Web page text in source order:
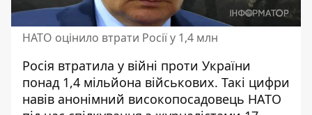
НАТО оцінило втрати Росії у 1,4 млн
Росія втратила у війні проти України
понад 1,4 мільйона військових. Такі цифри
навів анонімний високопосадовець НАТО